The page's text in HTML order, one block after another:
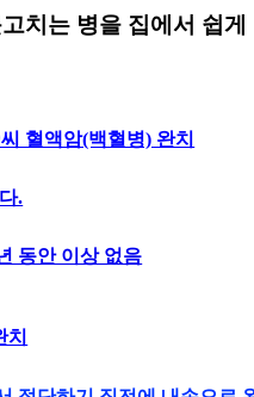
치는 병을 집에서 쉽
혈액암(백혈병) 완치
.
동안 이상 없음